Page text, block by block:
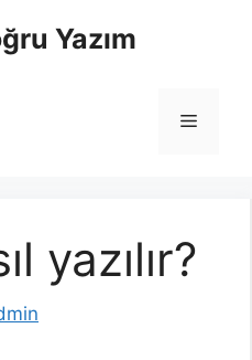
Yazım
Menü
yazılır?